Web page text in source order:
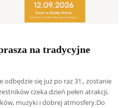
na tradycyjne
się już po raz 31., zostanie
czeka dzień pełen atrakcji,
muzyki i dobrej atmosfery.Do